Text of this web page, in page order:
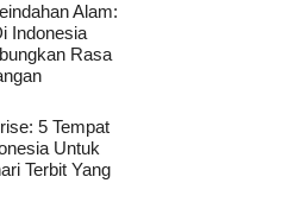
Alam:
Indonesia
Rasa
5 Tempat
Untuk
Terbit Yang